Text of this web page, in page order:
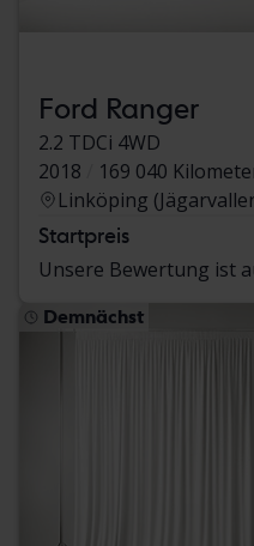
Ford Ranger
2.2 TDCi 4WD
2018
169 040
Linköping
Startpreis
Unsere Bewertung ist
Demnächst